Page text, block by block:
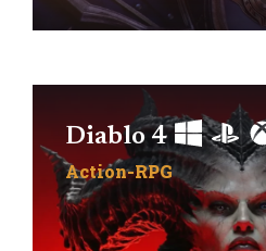
Diablo 4
Action-RPG